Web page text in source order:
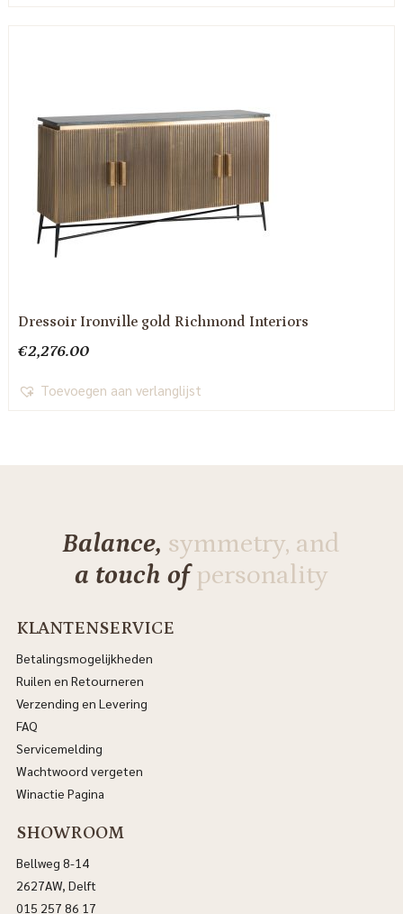
Dressoir Ironville gold Richmond Interiors
€2,276.00
Toevoegen aan verlanglijst
Balance, symmetry, and
a touch ofpersonality
KLANTENSERVICE
Betalingsmogelijkheden
Ruilen en Retourneren
Verzending en Levering
FAQ
Servicemelding
Wachtwoord vergeten
Winactie Pagina
SHOWROOM
Bellweg 8-14
2627AW, Delft
015 257 86 17